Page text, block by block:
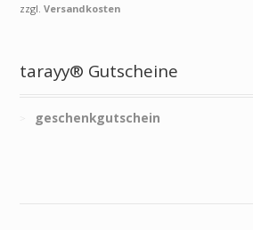
zzgl.Versandkosten
tarayy® Gutscheine
geschenkgutschein